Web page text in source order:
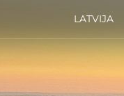
LATVIJA